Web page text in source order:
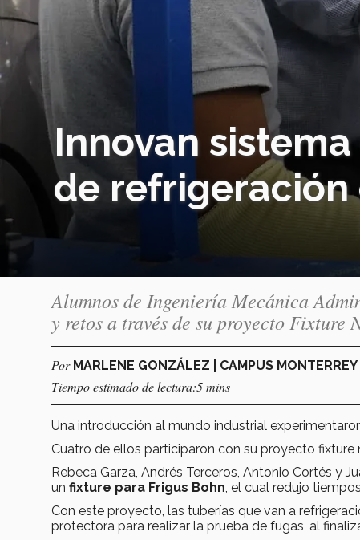
Innovan
de refrigeración
Alumnos de Ingeniería Mecánica
y retos a través de su proyecto Fixture
Por MARLENE GONZÁLEZ | CAMPUS MONTERREY
Tiempo estimado de lectura:5 mins
Una introducción al mundo industrial
Cuatro de ellos participaron con su proyecto fixture
Rebeca Garza, Andrés Terceros, Antonio Cortés y
un fixture para Frigus Bohn , el cual redujo
Con este proyecto, las tuberías que van a
protectora para realizar la prueba de fugas, al